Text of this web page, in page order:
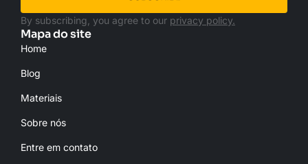
By subscribing, you agree to our privacy policy.
Mapa do site
Home
Blog
Materiais
Sobre nós
Entre em contato